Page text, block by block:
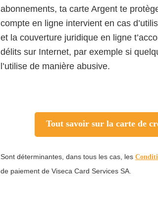
abonnements, ta carte Argent te
compte en ligne intervient en cas
et la couverture juridique en ligne
délits sur Internet, par exemple si
l’utilise de manière abusive.
Tout savoir sur la carte de
Sont déterminantes, dans tous les cas, les
de paiement de Viseca Card Services SA.